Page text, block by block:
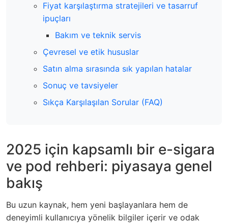
Fiyat karşılaştırma stratejileri ve tasarruf
ipuçları
Bakım ve teknik servis
Çevresel ve etik hususlar
Satın alma sırasında sık yapılan hatalar
Sonuç ve tavsiyeler
Sıkça Karşılaşılan Sorular (FAQ)
2025 için kapsamlı bir e-sigara
ve pod rehberi: piyasaya genel
bakış
Bu uzun kaynak, hem yeni başlayanlara hem de
deneyimli kullanıcıya yönelik bilgiler içerir ve odak